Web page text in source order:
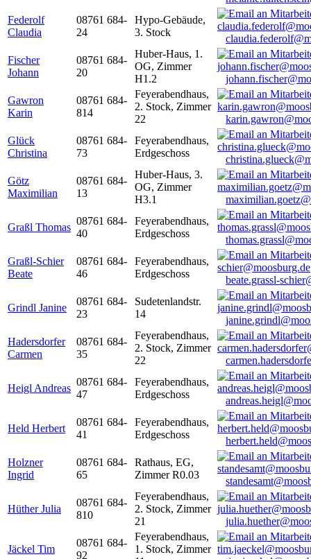
Federolf
Claudia
08761 684-
24
Hypo-Gebäude,
3. Stock
Fischer
Johann
08761 684-
20
Huber-Haus, 1.
OG, Zimmer
H1.2
Gawron
Karin
08761 684-
814
Feyerabendhaus,
2. Stock, Zimmer
22
Glück
Christina
08761 684-
73
Feyerabendhaus,
Erdgeschoss
Götz
Maximilian
08761 684-
13
Huber-Haus, 3.
OG, Zimmer
H3.1
Graßl Thomas
08761 684-
40
Feyerabendhaus,
Erdgeschoss
Graßl-Schier
Beate
08761 684-
46
Feyerabendhaus,
Erdgeschoss
beate.grassl-
Grindl Janine
08761 684-
23
Sudetenlandstr.
14
Hadersdorfer
Carmen
08761 684-
35
Feyerabendhaus,
2. Stock, Zimmer
22
Heigl Andreas
08761 684-
47
Feyerabendhaus,
Erdgeschoss
Held Herbert
08761 684-
41
Feyerabendhaus,
Erdgeschoss
Holzner
Ingrid
08761 684-
65
Rathaus, EG,
Zimmer R0.03
Hüther Julia
08761 684-
810
Feyerabendhaus,
2. Stock, Zimmer
21
Jäckel Tim
08761 684-
92
Feyerabendhaus,
1. Stock, Zimmer